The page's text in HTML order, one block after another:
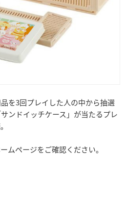
を3回プレイした人の中から抽選
ンドイッチケース」が当たるプレ
ムページをご確認ください。